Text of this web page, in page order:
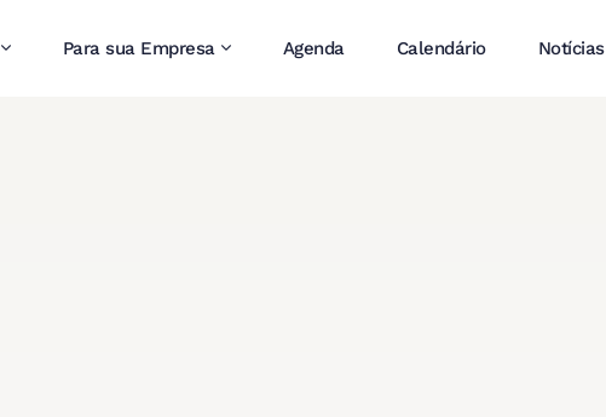
Para sua Empresa Agenda Calendário Notícias